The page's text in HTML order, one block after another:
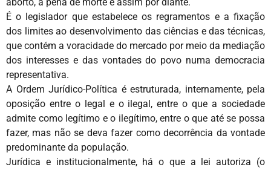
É o legislador que estabelece os regramentos e a fixação
dos limites ao desenvolvimento das ciências e das técnicas,
que contém a voracidade do mercado por meio da mediação
dos interesses e das vontades do povo numa democracia
representativa.
A Ordem Jurídico-Política é estruturada, internamente, pela
oposição entre o legal e o ilegal, entre o que a sociedade
admite como legítimo e o ilegítimo, entre o que até se possa
fazer, mas não se deva fazer como decorrência da vontade
predominante da população.
Jurídica e institucionalmente, há o que a lei autoriza (o